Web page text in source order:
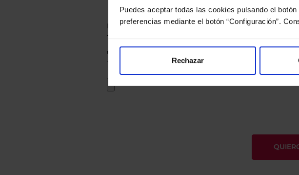
Puedes aceptar todas las cookies pulsando el
preferencias mediante el botón “Configuración”.
Rechazar